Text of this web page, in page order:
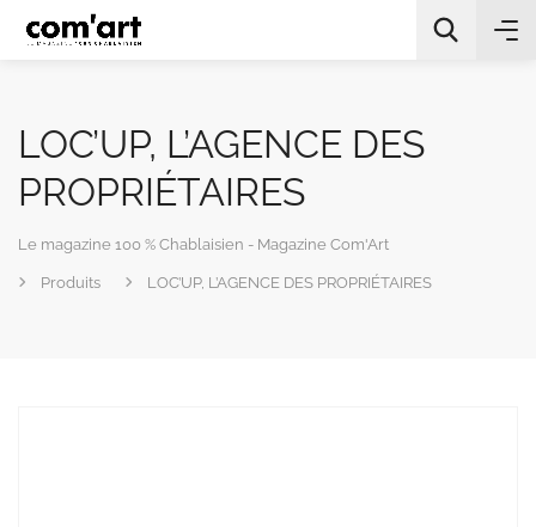
All Categories
LOC’UP, L’AGENCE DES
PROPRIÉTAIRES
Le magazine 100 % Chablaisien - Magazine Com'Art
Produits LOC’UP, L’AGENCE DES PROPRIÉTAIRES